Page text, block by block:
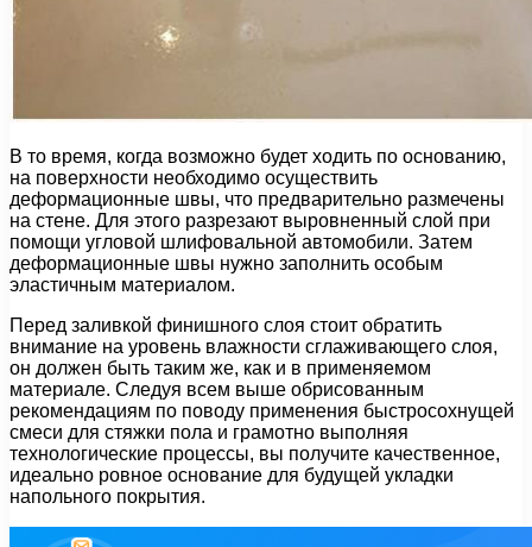
В то время, когда возможно будет ходить по основанию,
на поверхности необходимо осуществить
деформационные швы, что предварительно размечены
на стене. Для этого разрезают выровненный слой при
помощи угловой шлифовальной автомобили. Затем
деформационные швы нужно заполнить особым
эластичным материалом.
Перед заливкой финишного слоя стоит обратить
внимание на уровень влажности сглаживающего слоя,
он должен быть таким же, как и в применяемом
материале. Следуя всем выше обрисованным
рекомендациям по поводу применения быстросохнущей
смеси для стяжки пола и грамотно выполняя
технологические процессы, вы получите качественное,
идеально ровное основание для будущей укладки
напольного покрытия.